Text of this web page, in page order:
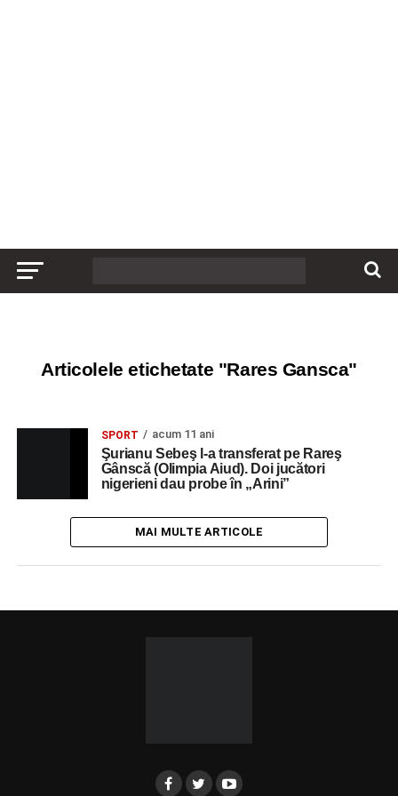
Articolele etichetate "Rares Gansca"
SPORT acum 11 ani
Şurianu Sebeş l-a transferat pe Rareş
Gânscă (Olimpia Aiud). Doi jucători
nigerieni dau probe în „Arini”
MAI MULTE ARTICOLE